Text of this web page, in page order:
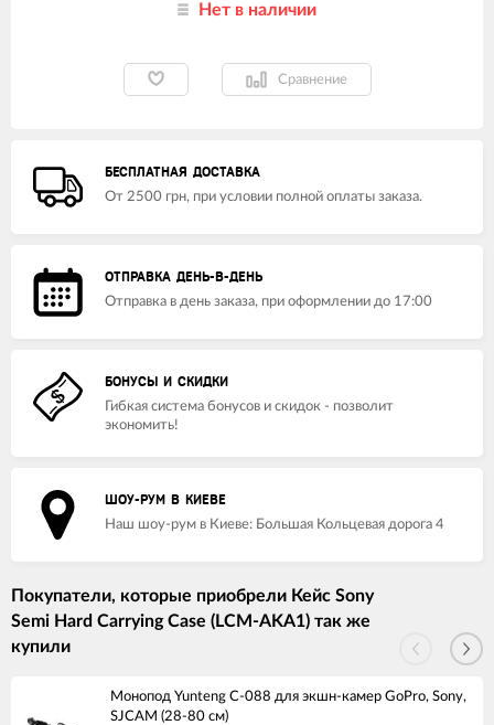
Нет в наличии
Сравнение
БЕСПЛАТНАЯ ДОСТАВКА
От 2500 грн, при условии полной оплаты заказа.
ОТПРАВКА ДЕНЬ-В-ДЕНЬ
Отправка в день заказа, при оформлении до 17:00
БОНУСЫ И СКИДКИ
Гибкая система бонусов и скидок - позволит
экономить!
ШОУ-РУМ В КИЕВЕ
Наш шоу-рум в Киеве: Большая Кольцевая дорога 4
Покупатели, которые приобрели Кейс Sony
Semi Hard Carrying Case (LCM-AKA1) так же
купили
Монопод Yunteng С-088 для экшн-камер GoPro, Sony,
SJCAM (28-80 см)